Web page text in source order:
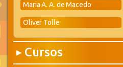
Maria A. A. de Macedo
Oliver Tolle
▶ Cursos